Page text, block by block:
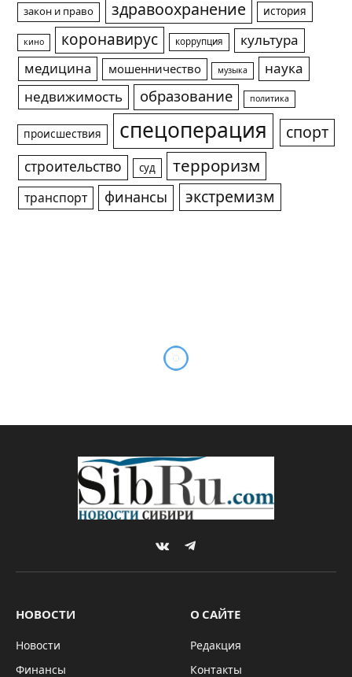
закон и право здравоохранение история
кино коронавирус коррупция
культура
медицина
мошенничество музыка
наука
недвижимость
образование политика
происшествия спецоперация спорт
строительство суд терроризм
транспорт финансы экстремизм
марта в Новосибирске: куда
повести своих женщин и
детей?
27.02.2023 НОВОСТИ
Комментариев нет
часто отличается обилием общегородских
культурных мероприятий. Чаще – это дорогие